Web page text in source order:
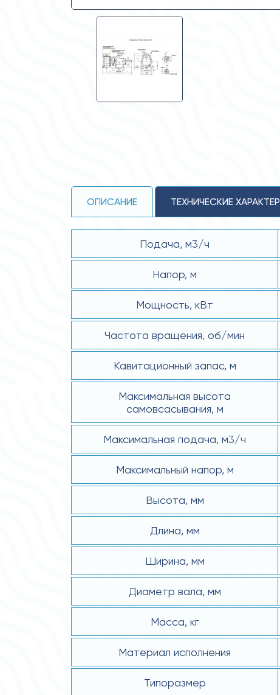
ОПИСАНИЕ ТЕХНИЧЕСКИЕ
Подача, м3/ч
Напор, м
Мощность, кВт
Частота вращения, об/мин
Кавитационный запас, м
Максимальная высота
самовсасывания, м
Максимальная подача, м3/ч
Максимальный напор, м
Высота, мм
Длина, мм
Ширина, мм
Диаметр вала, мм
Масса, кг
Материал исполнения
Типоразмер